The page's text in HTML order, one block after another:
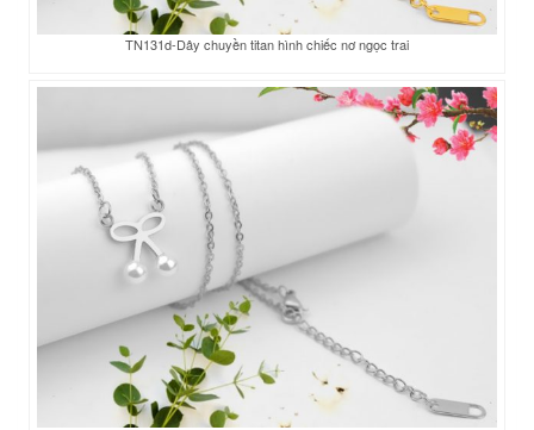
TN131d-Dây chuyền titan hình chiếc nơ ngọc trai